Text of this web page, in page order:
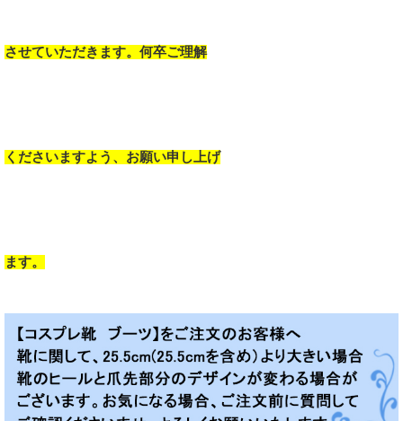
させていただきます。何卒ご理解
くださいますよう、お願い申し上げ
ます。